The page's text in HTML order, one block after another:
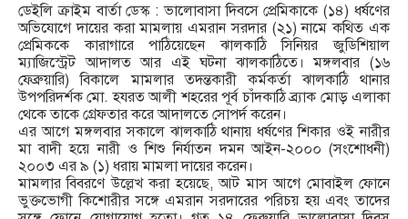
ডেইলি ক্রাইম বার্তা ডেস্ক : ভালোবাসা দিবসে প্রেমিকাকে (১৪) ধর্ষণের
অভিযোগে দায়ের করা মামলায় এমরান সরদার (২১) নামে কথিত এক
প্রেমিককে কারাগারে পাঠিয়েছেন ঝালকাঠি সিনিয়র জুডিশিয়াল
ম্যাজিস্ট্রেট আদালত আর এই ঘটনা ঝালকাঠিতে। মঙ্গলবার (১৬
ফেব্রুয়ারি) বিকালে মামলার তদন্তকারী কর্মকর্তা ঝালকাঠি থানার
উপপরিদর্শক মো. হযরত আলী শহরের পূর্ব চাঁদকাঠি ব্র্যাক মোড় এলাকা
থেকে তাকে গ্রেফতার করে আদালতে সোপর্দ করেন।
এর আগে মঙ্গলবার সকালে ঝালকাঠি থানায় ধর্ষণের শিকার ওই নারীর
মা বাদী হয়ে নারী ও শিশু নির্যাতন দমন আইন-২০০০ (সংশোধনী)
২০০৩ এর ৯ (১) ধরায় মামলা দায়ের করেন।
মামলার বিবরণে উল্লেখ করা হয়েছে, আট মাস আগে মোবাইল ফোনে
ভুক্তভোগী কিশোরীর সঙ্গে এমরান সরদারের পরিচয় হয় এবং তাদের